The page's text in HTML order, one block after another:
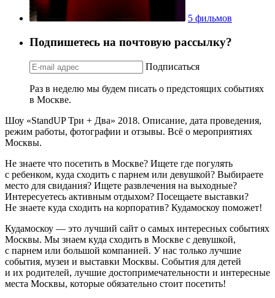
5 фильмов
Подпишетесь на почтовую рассылку?
Подписаться
Раз в неделю мы будем писать о предстоящих событиях
в Москве.
Шоу «StandUP Три + Два» 2018. Описание, дата проведения,
режим работы, фотографии и отзывы. Всё о мероприятиях
Москвы.
Не знаете что посетить в Москве? Ищете где погулять
с ребенком, куда сходить с парнем или девушкой? Выбираете
место для свидания? Ищете развлечения на выходные?
Интересуетесь активным отдыхом? Посещаете выставки?
Не знаете куда сходить на корпоратив? Кудамоскоу поможет!
Кудамоскоу — это лучший сайт о самых интересных событиях
Москвы. Мы знаем куда сходить в Москве с девушкой,
с парнем или большой компанией. У нас только лучшие
события, музеи и выставки Москвы. События для детей
и их родителей, лучшие достопримечательности и интересные
места Москвы, которые обязательно стоит посетить!